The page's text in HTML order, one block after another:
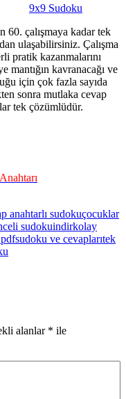
9x9 Sudoku
60. çalışmaya kadar tek
ulaşabilirsiniz. Çalışma
pratik kazanmalarını
mantığın kavranacağı ve
için çok fazla sayıda
sonra mutlaka cevap
tek çözümlüdür.
anahtarlı sudokuçocuklar
sudokuindirkolay
sudoku ve cevaplarıtek
alanlar * ile